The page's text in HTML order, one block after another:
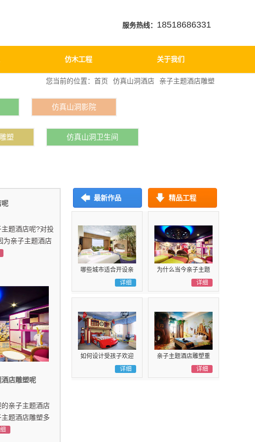
服务热线： 18518686331
仿木工程 关于我们
您当前的位置： 首页 仿真山洞酒店 亲子主题酒店雕塑
仿真山洞影院
塑 仿真山洞卫生间
呢
题酒店呢?对投
为亲子主题酒店
店雕塑呢
亲子主题酒店
题酒店雕塑多
最新作品 精品工程
哪些城市适合开设亲
子主题酒店呢详细
为什么当今亲子主题
酒店雕塑这么受欢迎
详细
如何设计受孩子欢迎
的亲子主题酒店雕塑
详细
亲子主题酒店雕塑重
要的是制作出孩子喜
详细